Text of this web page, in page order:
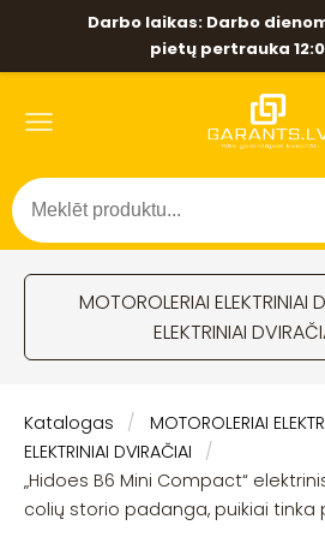
Darbo laikas: Darbo
pietų pertrauka
MOTOROLERIAI ELEKTRINIAI
ELEKTRINIAI
Katalogas
MOTOROLERIAI
ELEKTRINIAI DVIRAČIAI
„Hidoes B6 Mini Compact“
colių storio padanga, puikiai tinka